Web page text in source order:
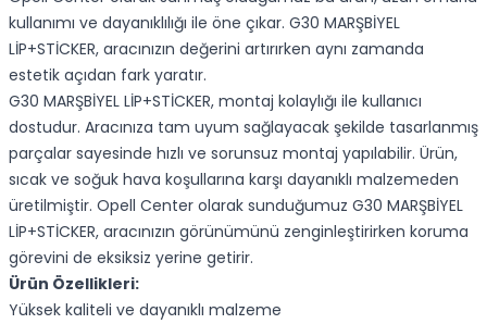
kullanımı ve dayanıklılığı ile öne çıkar. G30 MARŞBİYEL
LİP+STİCKER, aracınızın değerini artırırken aynı zamanda
estetik açıdan fark yaratır.
G30 MARŞBİYEL LİP+STİCKER, montaj kolaylığı ile kullanıcı
dostudur. Aracınıza tam uyum sağlayacak şekilde tasarlanmış
parçalar sayesinde hızlı ve sorunsuz montaj yapılabilir. Ürün,
sıcak ve soğuk hava koşullarına karşı dayanıklı malzemeden
üretilmiştir. Opell Center olarak sunduğumuz G30 MARŞBİYEL
LİP+STİCKER, aracınızın görünümünü zenginleştirirken koruma
görevini de eksiksiz yerine getirir.
Ürün Özellikleri:
Yüksek kaliteli ve dayanıklı malzeme